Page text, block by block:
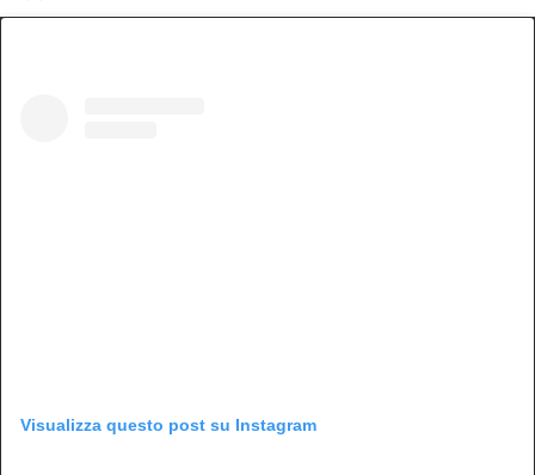
Visualizza questo post su Instagram